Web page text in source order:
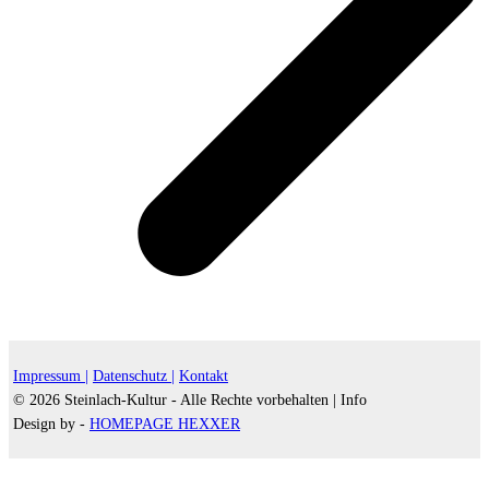
Impressum | Datenschutz |
Kontakt
© 2026 Steinlach-Kultur - Alle Rechte vorbehalten |
Info
Design by - HOMEPAGE HEXXER